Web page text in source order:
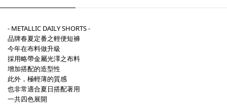
- METALLIC DAILY SHORTS -
品牌春夏定番之輕便短褲
今年在布料做升級
採用略帶金屬光澤之布料
增加搭配的造型性
此外，極輕薄的質感
也非常適合夏日搭配著用
一共四色展開